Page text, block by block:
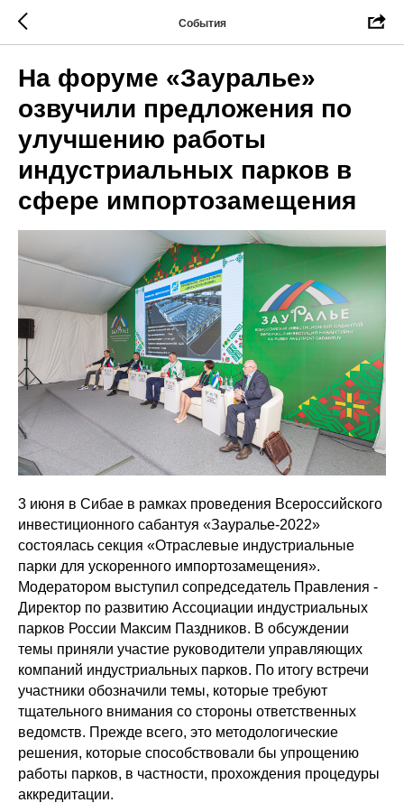
События
На форуме «Зауралье»
озвучили предложения по
улучшению работы
индустриальных парков в
сфере импортозамещения
3 июня в Сибае в рамках проведения Всероссийского
инвестиционного сабантуя «Зауралье-2022»
состоялась секция «Отраслевые индустриальные
парки для ускоренного импортозамещения».
Модератором выступил сопредседатель Правления -
Директор по развитию Ассоциации индустриальных
парков России Максим Паздников. В обсуждении
темы приняли участие руководители управляющих
компаний индустриальных парков. По итогу встречи
участники обозначили темы, которые требуют
тщательного внимания со стороны ответственных
ведомств. Прежде всего, это методологические
решения, которые способствовали бы упрощению
работы парков, в частности, прохождения процедуры
аккредитации.